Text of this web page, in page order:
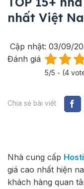
nhất Việt
Cập nhật: 03/09/
Đánh giá
5/5 - (4
Chia sẻ bài viết
Nhà cung cấp
giá cao nhất hiện
khách hàng quan